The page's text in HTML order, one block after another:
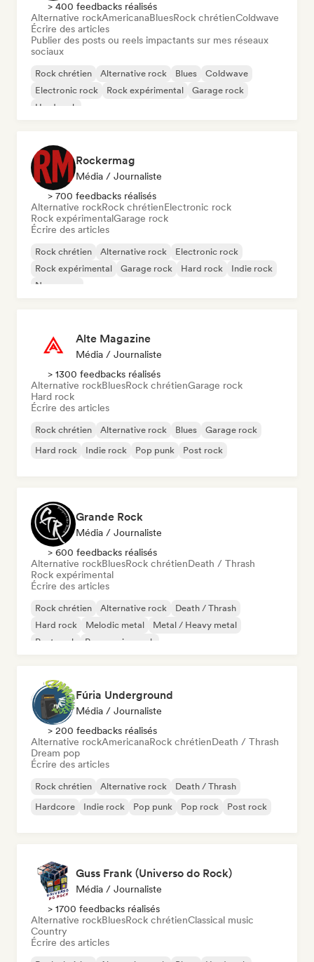
> 400 feedbacks réalisés
Alternative rockAmericanaBluesRock chrétienColdwave
Écrire des articles
Publier des posts ou reels impactants sur mes réseaux
sociaux
Rock chrétien Alternative rock Blues
Coldwave
Electronic rock
Rock expérimental
Garage rock
Hard rock
Rockermag
Média / Journaliste
> 700 feedbacks réalisés
Alternative rockRock chrétienElectronic rock
Rock expérimentalGarage rock
Écrire des articles
Rock chrétien Alternative rock
Electronic rock
Rock expérimental
Garage rock Hard rock
Indie rock
New wave
Alte Magazine
Média / Journaliste
> 1300 feedbacks réalisés
Alternative rockBluesRock chrétienGarage rock
Hard rock
Écrire des articles
Rock chrétien Alternative rock Blues
Garage rock
Hard rock
Indie rock Pop punk Post rock
Grande Rock
Média / Journaliste
> 600 feedbacks réalisés
Alternative rockBluesRock chrétienDeath / Thrash
Rock expérimental
Écrire des articles
Rock chrétien Alternative rock
Death / Thrash
Hard rock
Melodic metal
Metal / Heavy metal
Post punk
Progressive rock
Fúria Underground
Média / Journaliste
> 200 feedbacks réalisés
Alternative rockAmericanaRock chrétienDeath / Thrash
Dream pop
Écrire des articles
Rock chrétien Alternative rock
Death / Thrash
Hardcore
Indie rock Pop punk Pop rock Post rock
Guss Frank (Universo do Rock)
Média / Journaliste
> 1700 feedbacks réalisés
Alternative rockBluesRock chrétienClassical music
Country
Écrire des articles